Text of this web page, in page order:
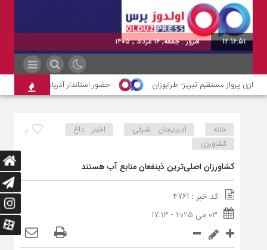
12:16:51 امروز : جمعه, ۱۶ مرداد , ۱۴۰۵
پرواز مستقیم تبریز- طرابوزان حضور استاندار آذربایجان شرقی در
3 خانه آذربایجان شرقی
اخبار داغ
کشاورزی
کشاورزان اصلی‌ترین ذینفعان منابع آب هستند
کد خبر : 4761
03 می 2025 - 17:13